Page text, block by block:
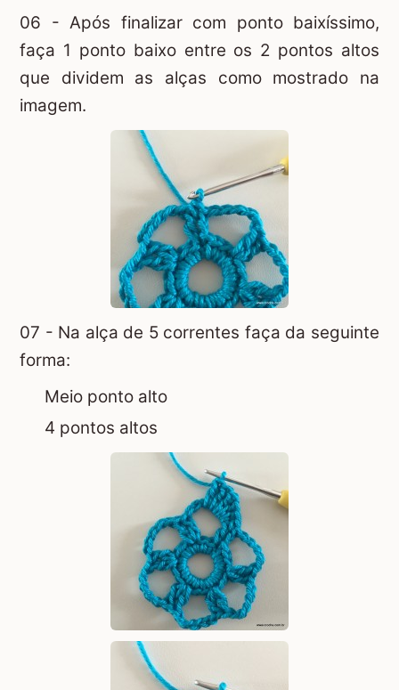
06 - Após finalizar com ponto baixíssimo,
faça 1 ponto baixo entre os 2 pontos altos
que dividem as alças como mostrado na
imagem.
07 - Na alça de 5 correntes faça da seguinte
forma:
Meio ponto alto
4 pontos altos